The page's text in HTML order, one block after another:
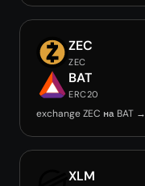
ZEC
ZEC
BAT
ERC20
exchange ZEC на BAT →
XLM